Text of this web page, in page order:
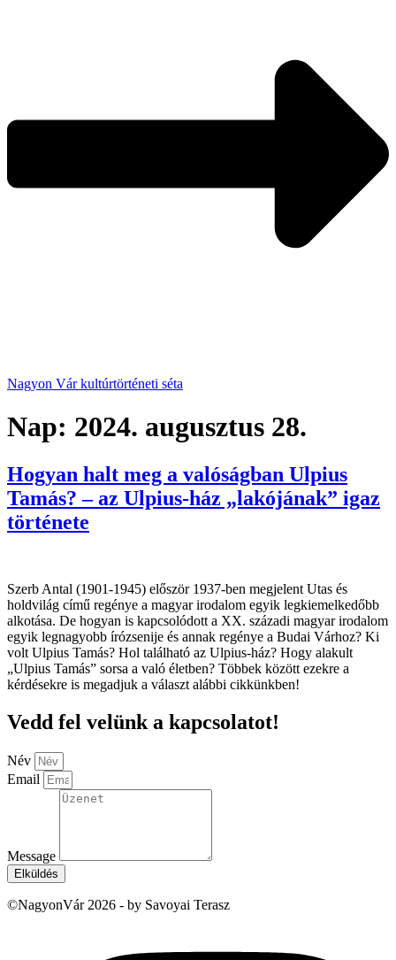
Nagyon Vár kultúrtörténeti séta
Nap: 2024. augusztus 28.
Hogyan halt meg a valóságban Ulpius
Tamás? – az Ulpius-ház „lakójának” igaz
története
Szerb Antal (1901-1945) először 1937-ben megjelent Utas és
holdvilág című regénye a magyar irodalom egyik legkiemelkedőbb
alkotása. De hogyan is kapcsolódott a XX. századi magyar irodalom
egyik legnagyobb írózsenije és annak regénye a Budai Várhoz? Ki
volt Ulpius Tamás? Hol található az Ulpius-ház? Hogy alakult
„Ulpius Tamás” sorsa a való életben? Többek között ezekre a
kérdésekre is megadjuk a választ alábbi cikkünkben!
Vedd fel velünk a kapcsolatot!
Név
Email
Message
Elküldés
©NagyonVár 2026 - by Savoyai Terasz